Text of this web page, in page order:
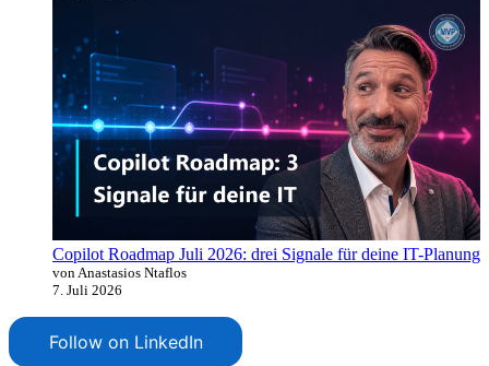
Copilot Roadmap Juli 2026: drei Signale für deine IT-Planung
von Anastasios Ntaflos
7. Juli 2026
Follow on LinkedIn